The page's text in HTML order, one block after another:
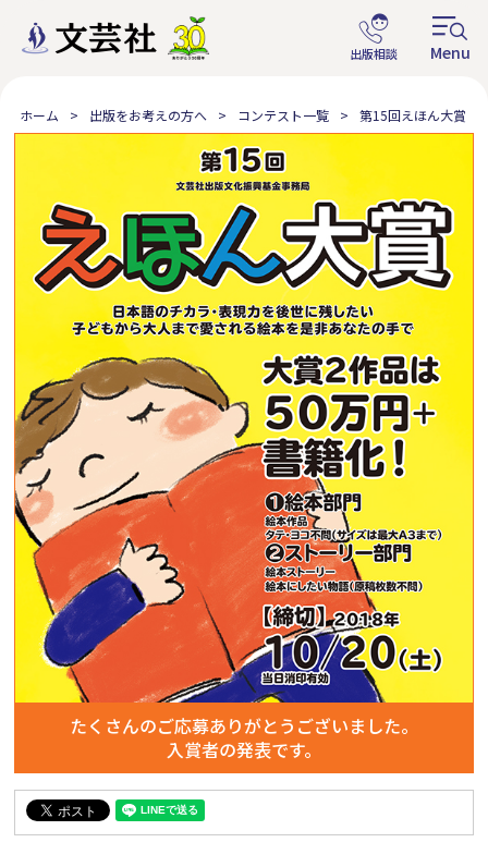
ホーム 出版をお考えの方へ コンテスト一覧 第15回えほん大賞
たくさんのご応募ありがとうございました。
入賞者の発表です。